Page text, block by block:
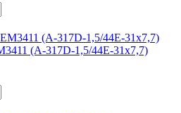
(A-317D-1,5/44E-31х7,7)